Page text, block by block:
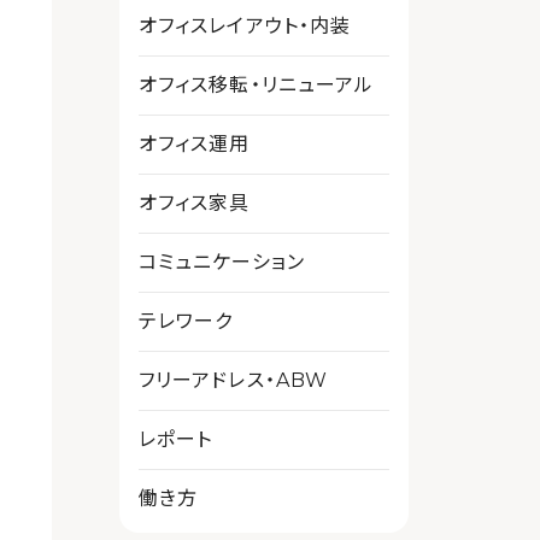
オフィスレイアウト・内装
オフィス移転・リニューアル
オフィス運用
オフィス家具
コミュニケーション
テレワーク
フリーアドレス・ABW
レポート
働き方